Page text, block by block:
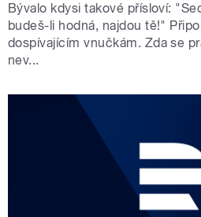
Bývalo kdysi takové přísloví:
budeš-li hodná, najdou tě!"
dospívajícím vnučkám. Zda se
nev...